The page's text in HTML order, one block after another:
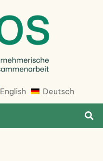
English Deutsch